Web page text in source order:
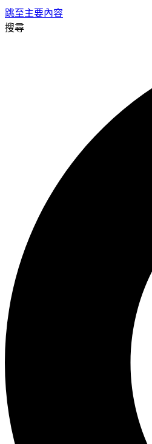
跳至主要內容
搜尋